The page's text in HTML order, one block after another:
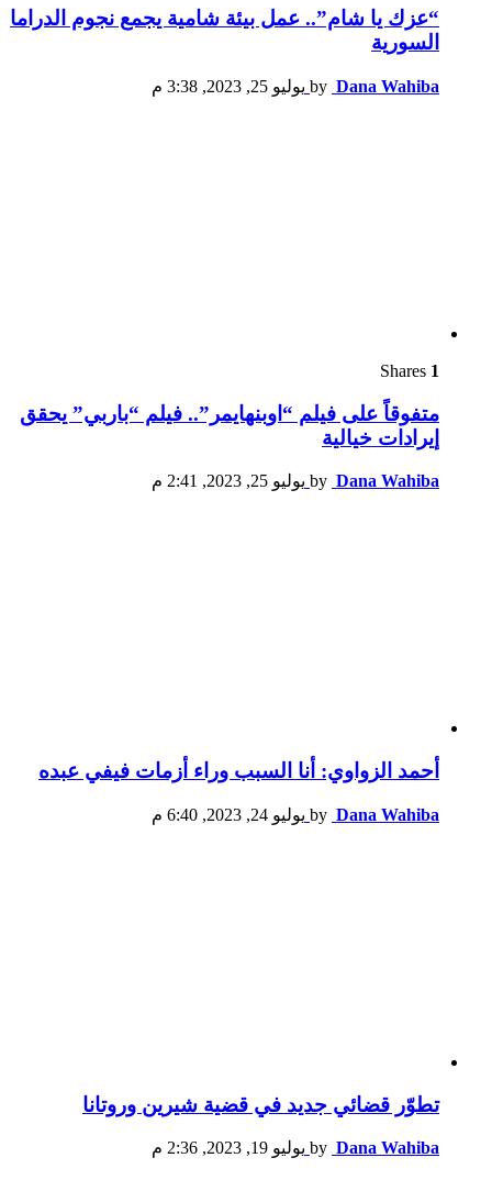
“عزك يا شام”.. عمل بيئة شامية يجمع نجوم الدراما
السورية
by Dana Wahiba يوليو 25, 2023, 3:38 م
1
متفوقاً على فيلم “اوبنهايمر”.. فيلم “باربي” يحقق
إيرادات خيالية
by Dana Wahiba يوليو 25, 2023, 2:41 م
أحمد الزواوي: أنا السبب وراء أزمات فيفي عبده
by Dana Wahiba يوليو 24, 2023, 6:40 م
تطوّر قضائي جديد في قضية شيرين وروتانا
by Dana Wahiba يوليو 19, 2023, 2:36 م